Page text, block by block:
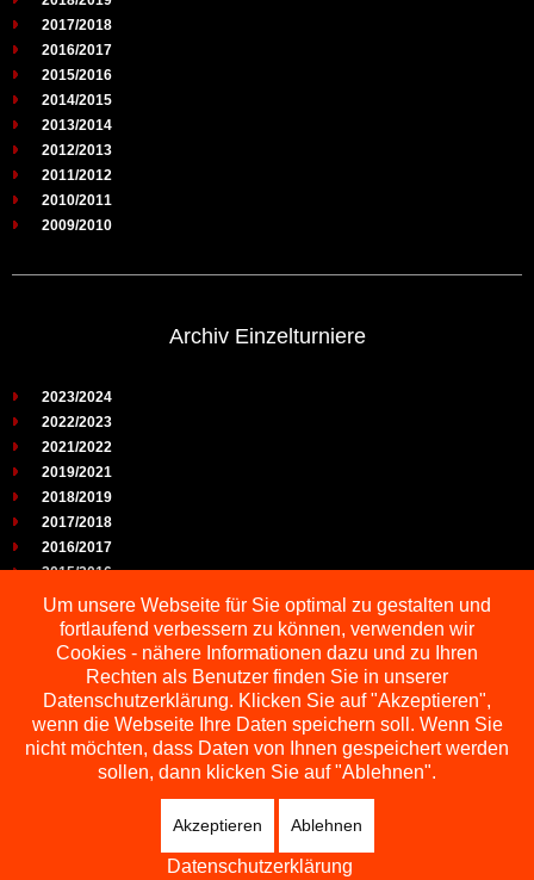
2017/2018
2016/2017
2015/2016
2014/2015
2013/2014
2012/2013
2011/2012
2010/2011
2009/2010
Archiv Einzelturniere
2023/2024
2022/2023
2021/2022
2019/2021
2018/2019
2017/2018
2016/2017
2015/2016
2014/2015
2013/2014
2012/2013
2011/2012
2010/2011
2009/2010
Copyright © 2026 Schachbezirk Sauerland
DESIGNED BY: AS DESIGNING
Um unsere Webseite für Sie optimal zu gestalten und
fortlaufend verbessern zu können, verwenden wir
Cookies - nähere Informationen dazu und zu Ihren
Rechten als Benutzer finden Sie in unserer
Datenschutzerklärung. Klicken Sie auf "Akzeptieren",
wenn die Webseite Ihre Daten speichern soll. Wenn Sie
nicht möchten, dass Daten von Ihnen gespeichert werden
sollen, dann klicken Sie auf "Ablehnen".
Akzeptieren Ablehnen
Datenschutzerklärung